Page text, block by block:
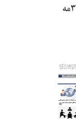
مالیي وزارت برېښنایي اونیزې۳۴مه